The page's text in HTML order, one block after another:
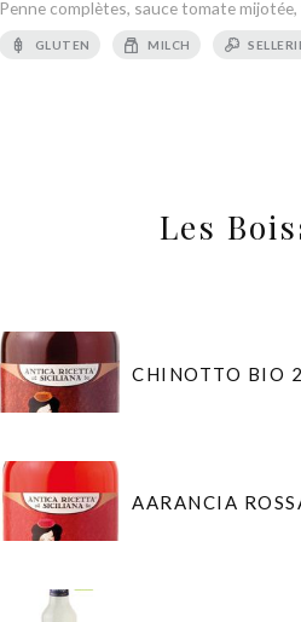
Penne complètes, sauce tomate
GLUTEN MILCH
Les
CHINOTTO BIO
AARANCIA